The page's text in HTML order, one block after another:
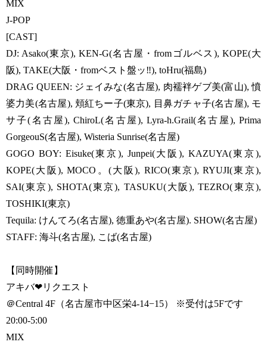
MIX
J-POP
[CAST]
DJ: Asako(東京), KEN-G(名古屋・fromゴルベス), KOPE(大
阪), TAKE(大阪・fromベスト盤ッ‼), toHru(福島)
DRAG QUEEN: ジェイみな(名古屋), 肉襦袢ゲブ美(富山), 憤
婆力美(名古屋), 頬紅ちー子(東京), 目鼻ガチャ子(名古屋), モ
サ子(名古屋), ChiroL(名古屋), Lyra-h.Grail(名古屋), Prima
GorgeouS(名古屋), Wisteria Sunrise(名古屋)
GOGO BOY: Eisuke(東京), Junpei(大阪), KAZUYA(東京),
KOPE(大阪), MOCO。(大阪), RICO(東京), RYUJI(東京),
SAI(東京), SHOTA(東京), TASUKU(大阪), TEZRO(東京),
TOSHIKI(東京)
Tequila: けんてろ(名古屋), 徳重あや(名古屋). SHOW(名古屋)
STAFF: 海斗(名古屋), こば(名古屋)
【同時開催】
アキバ❤リクエスト
＠Central 4F（名古屋市中区栄4-14−15） ※受付は5Fです
20:00-5:00
MIX